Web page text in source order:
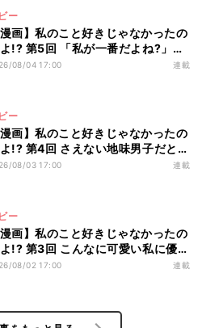
ー
漫画】私のこと好きじゃなかったの
!? 第5回 「私が一番だよね?」女
モテまくりのクール美女が突然壁
08/04 17:00 連載
ー
漫画】私のこと好きじゃなかったの
!? 第4回 さえない地味男子だと思
たのに…次から次へと現れる強敵
08/03 17:00 連載
ー
漫画】私のこと好きじゃなかったの
!? 第3回 こんなに可愛い私に優し
れたら好きになっちゃうよね!?
08/02 17:00 連載